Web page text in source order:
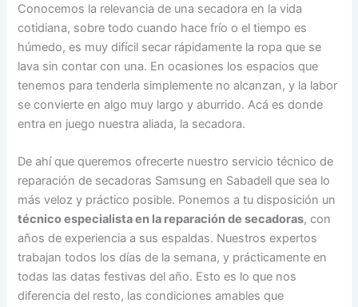
Conocemos la relevancia de una secadora en la vida
cotidiana, sobre todo cuando hace frío o el tiempo es
húmedo, es muy difícil secar rápidamente la ropa que se
lava sin contar con una. En ocasiones los espacios que
tenemos para tenderla simplemente no alcanzan, y la labor
se convierte en algo muy largo y aburrido. Acá es donde
entra en juego nuestra aliada, la secadora.
De ahí que queremos ofrecerte nuestro servicio técnico de
reparación de secadoras Samsung en Sabadell que sea lo
más veloz y práctico posible. Ponemos a tu disposición un
técnico especialista en la reparación de secadoras, con
años de experiencia a sus espaldas. Nuestros expertos
trabajan todos los días de la semana, y prácticamente en
todas las datas festivas del año. Esto es lo que nos
diferencia del resto, las condiciones amables que